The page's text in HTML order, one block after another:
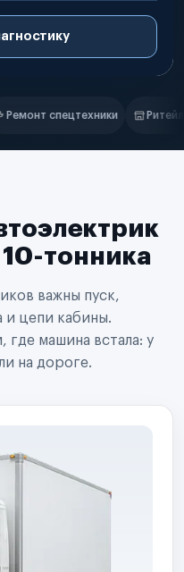
Управляющие компании
тонника
важны пуск,
и цепи кабины.
где машина встала: у
на дороге.